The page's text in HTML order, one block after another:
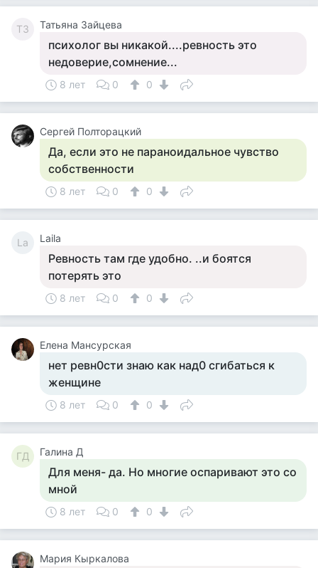
ТЗ Татьяна Зайцева
психолог вы никакой....ревность это
недоверие,сомнение...
8 лет 0 0
Сергей Полторацкий
Да, если это не параноидальное чувство
собственности
8 лет 0 0
La Laila
Ревность там где удобно. ..и боятся
потерять это
8 лет 0 0
Елена Мансурская
нет ревн0сти знаю как над0 сгибаться к
женщине
8 лет 0 0
ГД Галина Д
Для меня- да. Но многие оспаривают это со
мной
8 лет 0 0
Мария Кыркалова